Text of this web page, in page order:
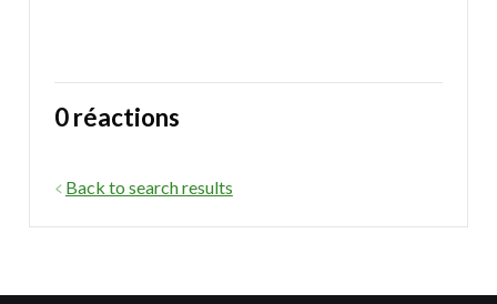
0 réactions
Back to search results